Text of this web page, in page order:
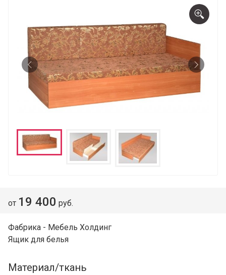
от 19 400 руб.
Фабрика - Мебель Холдинг
Ящик для белья
Материал/ткань